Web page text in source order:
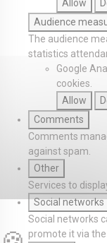
Allow
Audience
The audience
statistics
Google
cookies.
Allow
Comments
Comments
against spam.
Other
Services to
Social networks
Social networks
promote it via the